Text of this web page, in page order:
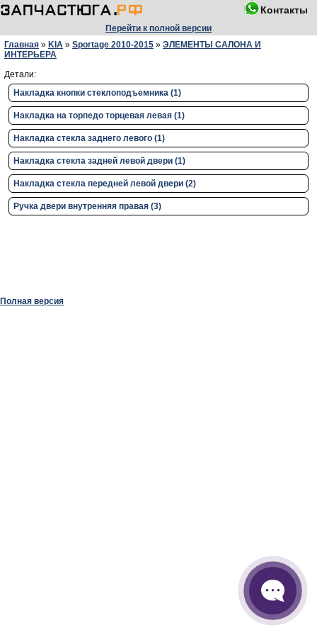
Контакты
Перейти к полной версии
Главная » KIA » Sportage 2010-2015 » ЭЛЕМЕНТЫ САЛОНА И
ИНТЕРЬЕРА
Детали:
Накладка кнопки стеклоподъемника (1)
Накладка на торпедо торцевая левая (1)
Накладка стекла заднего левого (1)
Накладка стекла задней левой двери (1)
Накладка стекла передней левой двери (2)
Ручка двери внутренняя правая (3)
Полная версия